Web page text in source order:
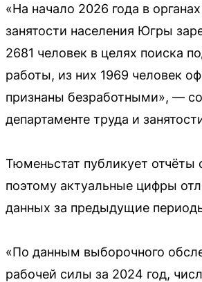
«На начало 2026 года в
занятости населения Югры
2681 человек в целях поиска
работы, из них 1969 человек
признаны безработными», —
департаменте труда и
Тюменьстат публикует отчёты
поэтому актуальные цифры
данных за предыдущие
«По данным выборочного
рабочей силы за 2024 год,